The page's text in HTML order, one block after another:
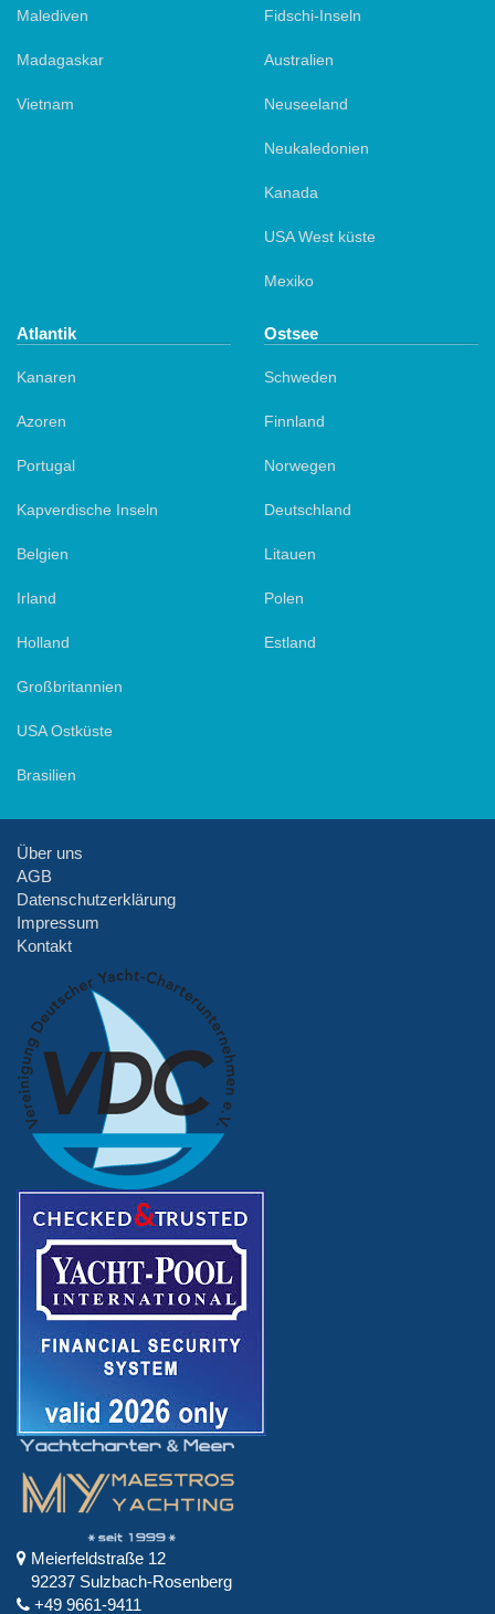
Malediven
Madagaskar
Vietnam
Fidschi-Inseln
Australien
Neuseeland
Neukaledonien
Kanada
USA West küste
Mexiko
Atlantik
Kanaren
Azoren
Portugal
Kapverdische Inseln
Belgien
Irland
Holland
Großbritannien
USA Ostküste
Brasilien
Ostsee
Schweden
Finnland
Norwegen
Deutschland
Litauen
Polen
Estland
Über uns
AGB
Datenschutzerklärung
Impressum
Kontakt
Meierfeldstraße 12
92237 Sulzbach-Rosenberg
+49 9661-9411